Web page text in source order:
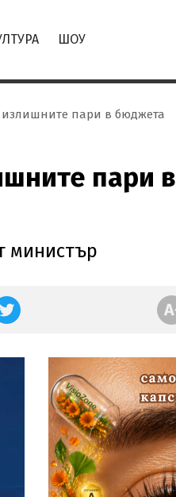
ШОУ
пари в бюджета
пари в
министър